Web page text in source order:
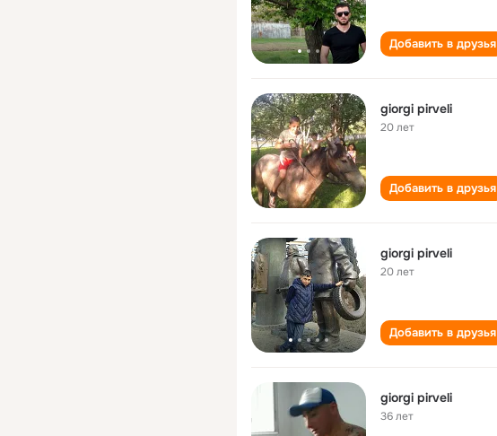
Добавить в друзья
giorgi pirveli
20 лет
Добавить в друзья
giorgi pirveli
20 лет
Добавить в друзья
giorgi pirveli
36 лет